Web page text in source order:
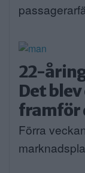
22-
Det
framför
Förra